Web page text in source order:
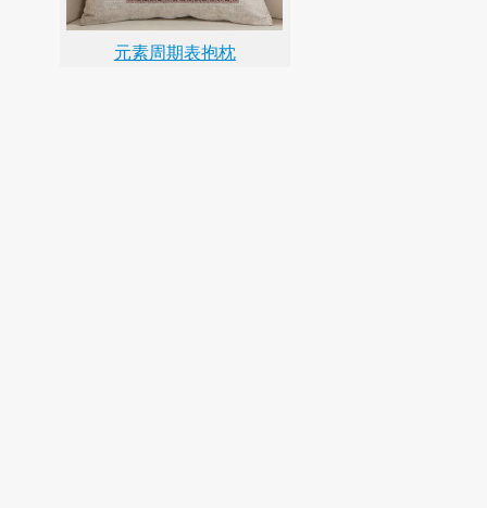
元素周期表抱枕